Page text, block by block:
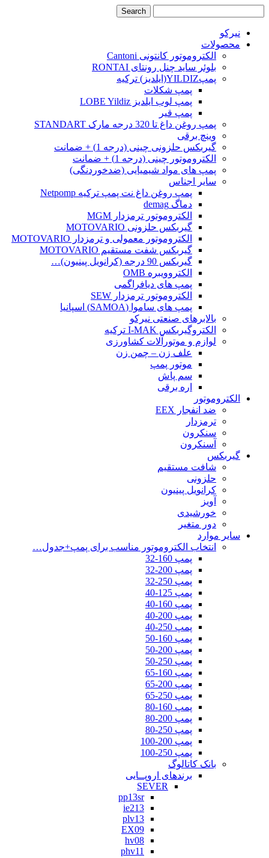
نیرکو
محصولات
الکتروموتور کانتونی Cantoni
بلوئر ساید چنل رونتای RONTAI
پمپYILDIZ(ایلدیز) ترکیه
پمپ شکلات
پمپ لوب ایلدیز LOBE Yildiz
پمپ قیر
پمپ روغن داغ تا 320 درجه مارک STANDART
وینچ برقی
گیربکس حلزونی چینی (درجه 1) + ضمانت
الکتروموتور چینی (درجه 1) + ضمانت
پمپ های مواد شیمیایی (ضدخوردنگی)
سایر اجناس
پمپ روغن داغ نت پمپ ترکیه Netpomp
دماگ demag
الکتروموتور ترمزدار MGM
گیربکس حلزونی MOTOVARIO
الکتروموتور معمولی و ترمزدار MOTOVARIO
گیربکس شفت مستقیم MOTOVARIO
گیربکس 90 درجه (کرانویل پینیون)…
الکتروویبره OMB
پمپ های دیافراگمی
الکتروموتور ترمزدار SEW
پمپ های ساموا (SAMOA) اسپانیا
بالابرهای صنعتی نیرکو
الکتروگیربکس I-MAK ترکیه
لوازم و موتورآلات کشاورزی
علف زن – چمن زن
موتور پمپ
سم پاش
اره برقی
الکتروموتور
ضد انفجار EEX
ترمزدار
سنکرون
آسنکرون
گیربکس
شافت مستقیم
حلزونی
کرانویل پینیون
آویز
خورشیدی
دور متغیر
سایر موارد
انتخاب الکتروموتور مناسب برای پمپ+جدول…
پمپ 160-32
پمپ 200-32
پمپ 250-32
پمپ 125-40
پمپ 160-40
پمپ 200-40
پمپ 250-40
پمپ 160-50
پمپ 200-50
پمپ 250-50
پمپ 160-65
پمپ 200-65
پمپ 250-65
پمپ 160-80
پمپ 200-80
پمپ 250-80
پمپ 200-100
پمپ 250-100
بانک کاتالوگ
برندهای اروپــایی
SEVER
pp13sr
ie213
plv13
EX09
hv08
phv11